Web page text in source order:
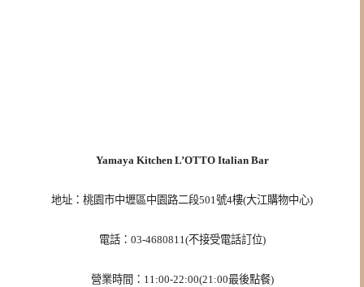
Yamaya Kitchen L’OTTO Italian Bar
地址：桃園市中壢區中園路二段501號4樓(大江購物中心)
電話：03-4680811(不接受電話訂位)
營業時間：11:00-22:00(21:00最後點餐)